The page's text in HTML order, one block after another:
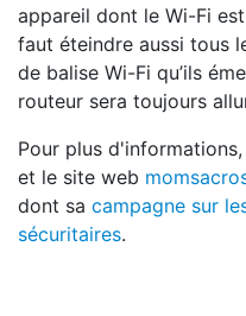
appareil dont le Wi-Fi
faut éteindre aussi tous
de balise Wi-Fi qu’ils
routeur sera toujours
Pour plus
et le site web
dont sa campagne sur
sécuritaires.